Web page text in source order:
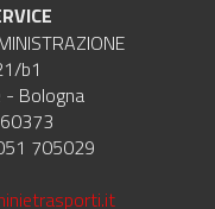
b1
Bologna
705029